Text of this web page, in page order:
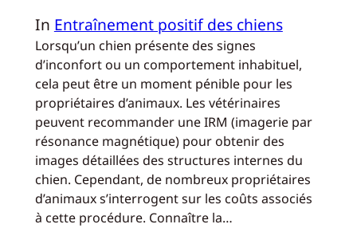
In Entraînement positif des chiens
Lorsqu’un chien présente des signes
d’inconfort ou un comportement inhabituel,
cela peut être un moment pénible pour les
propriétaires d’animaux. Les vétérinaires
peuvent recommander une IRM (imagerie par
résonance magnétique) pour obtenir des
images détaillées des structures internes du
chien. Cependant, de nombreux propriétaires
d’animaux s’interrogent sur les coûts associés
à cette procédure. Connaître la…